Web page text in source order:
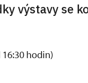
výstavy se
16:30 hodin)